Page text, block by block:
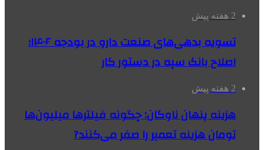
2 هفته پیش
تسویه بدهی‌های صنعت دارو در بودجه ۱۴۰۶؛
اصلاح بانک سپه در دستور کار
2 هفته پیش
هزینه پنهان ناوگان: چگونه فیلترها میلیون‌ها
تومان هزینه تعمیر را صفر می‌کنند?